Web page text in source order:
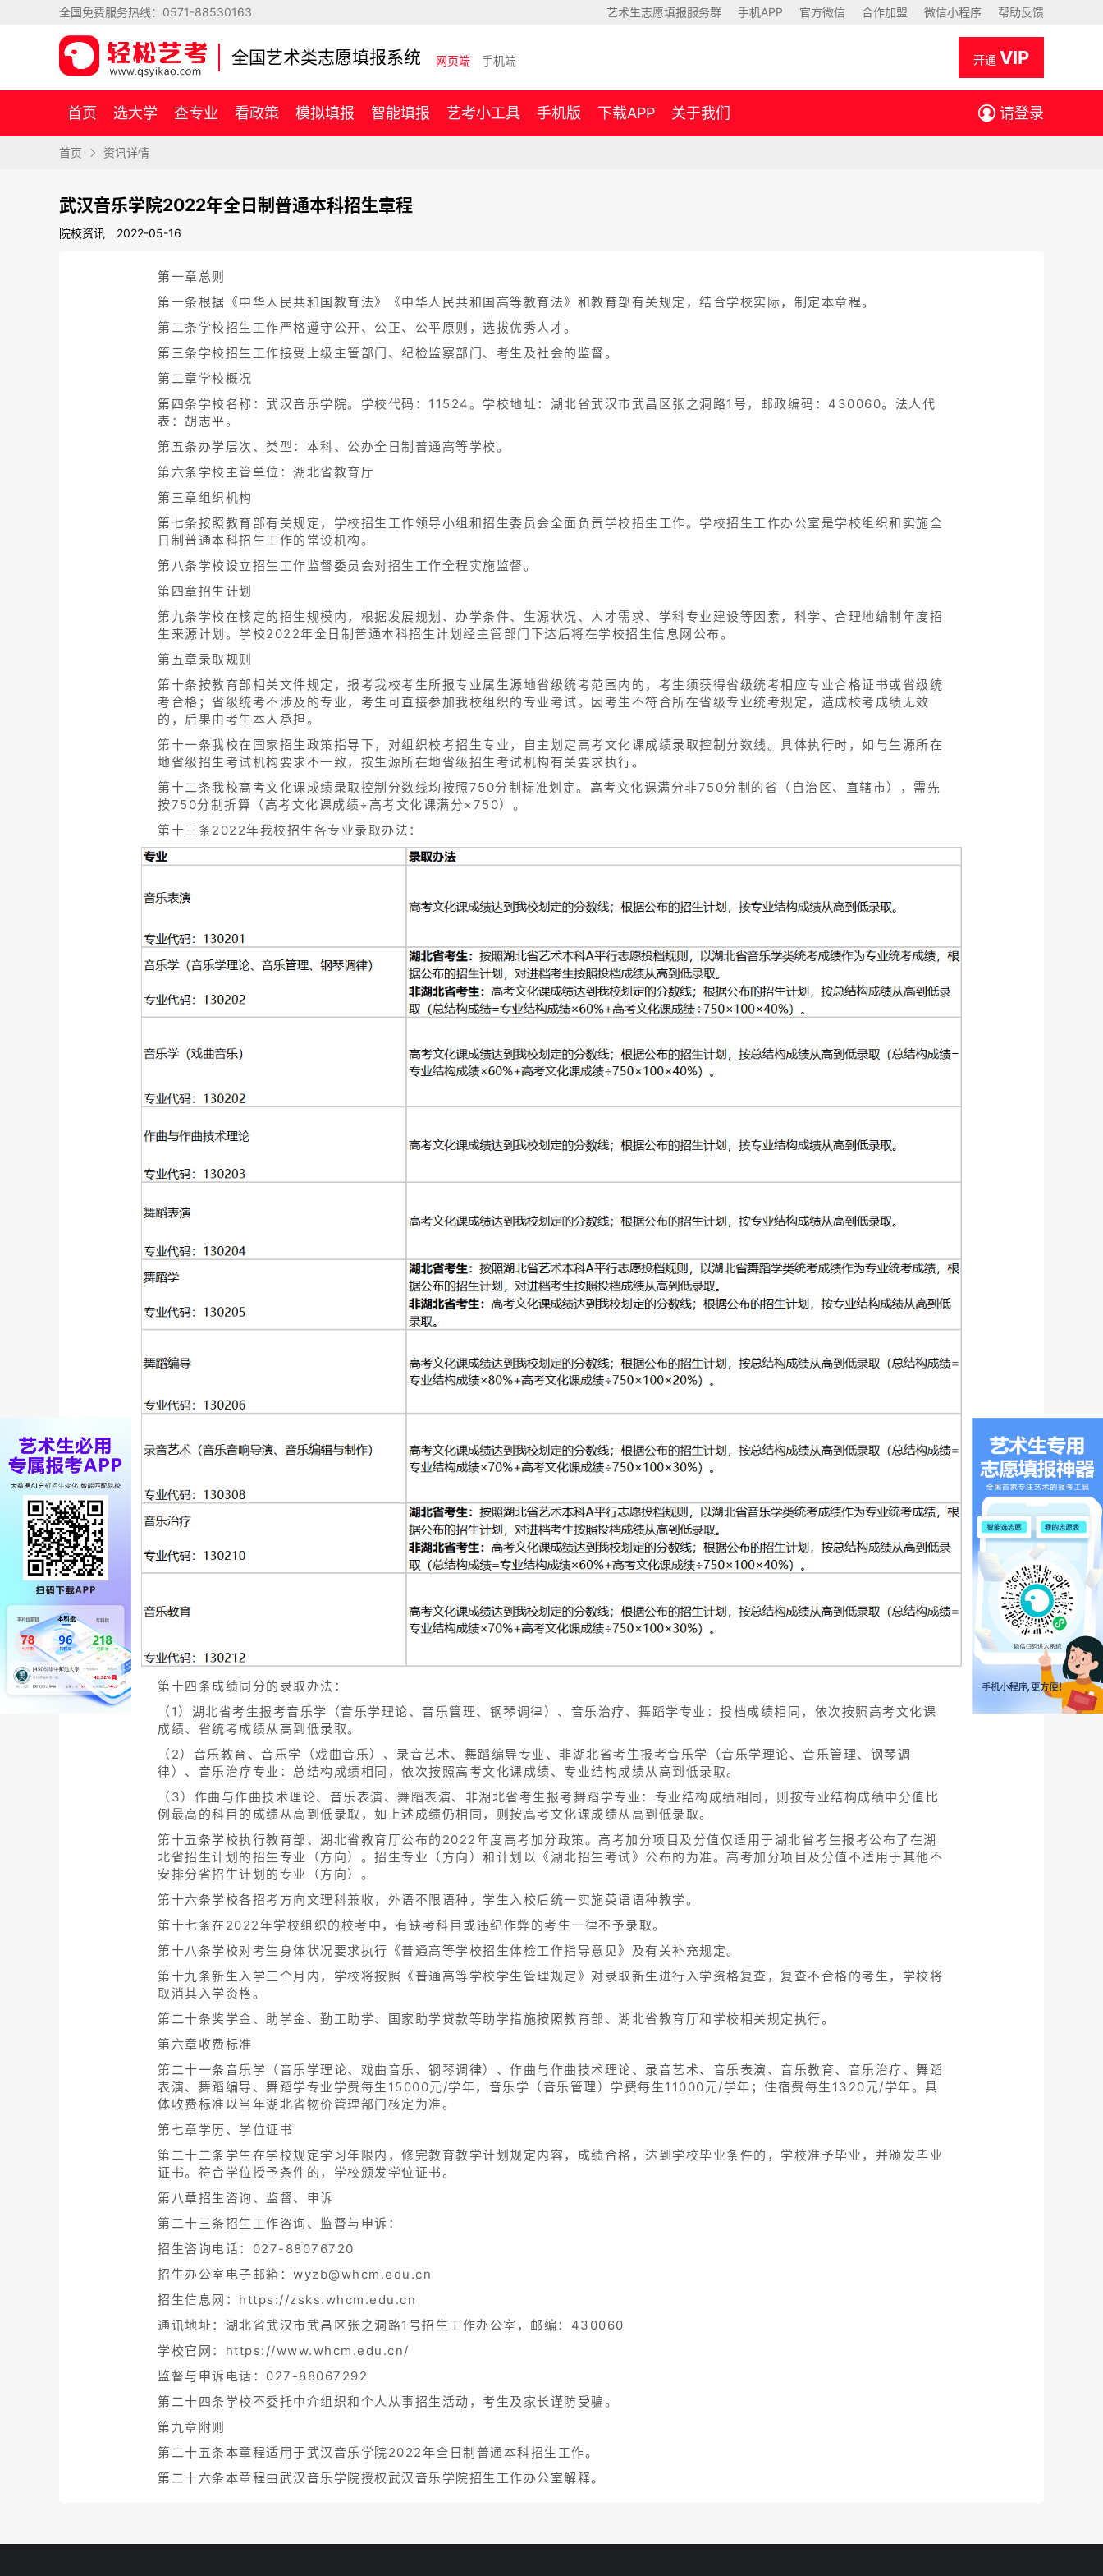
全国免费服务热线： 0571-88530163 艺术生志愿填报服务群 手机APP 官方微信 合作加盟 微信小程序 帮助反馈
全国艺术类志愿填报系统 网页端 手机端 开通 VIP
首页 选大学 查专业 看政策 模拟填报 智能填报 艺考小工具 手机版 下载APP 关于我们 请登录
首页 资讯详情
武汉音乐学院2022年全日制普通本科招生章程
院校资讯 2022-05-16
第一章总则
第一条根据《中华人民共和国教育法》《中华人民共和国高等教育法》和教育部有关规定，结合学校实际，制定本章程。
第二条学校招生工作严格遵守公开、公正、公平原则，选拔优秀人才。
第三条学校招生工作接受上级主管部门、纪检监察部门、考生及社会的监督。
第二章学校概况
第四条学校名称：武汉音乐学院。学校代码：11524。学校地址：湖北省武汉市武昌区张之洞路1号，邮政编码：430060。法人代
表：胡志平。
第五条办学层次、类型：本科、公办全日制普通高等学校。
第六条学校主管单位：湖北省教育厅
第三章组织机构
第七条按照教育部有关规定，学校招生工作领导小组和招生委员会全面负责学校招生工作。学校招生工作办公室是学校组织和实施全
日制普通本科招生工作的常设机构。
第八条学校设立招生工作监督委员会对招生工作全程实施监督。
第四章招生计划
第九条学校在核定的招生规模内，根据发展规划、办学条件、生源状况、人才需求、学科专业建设等因素，科学、合理地编制年度招
生来源计划。学校2022年全日制普通本科招生计划经主管部门下达后将在学校招生信息网公布。
第五章录取规则
第十条按教育部相关文件规定，报考我校考生所报专业属生源地省级统考范围内的，考生须获得省级统考相应专业合格证书或省级统
考合格；省级统考不涉及的专业，考生可直接参加我校组织的专业考试。因考生不符合所在省级专业统考规定，造成校考成绩无效
的，后果由考生本人承担。
第十一条我校在国家招生政策指导下，对组织校考招生专业，自主划定高考文化课成绩录取控制分数线。具体执行时，如与生源所在
地省级招生考试机构要求不一致，按生源所在地省级招生考试机构有关要求执行。
第十二条我校高考文化课成绩录取控制分数线均按照750分制标准划定。高考文化课满分非750分制的省（自治区、直辖市），需先
按750分制折算（高考文化课成绩÷高考文化课满分×750）。
第十三条2022年我校招生各专业录取办法：
第十四条成绩同分的录取办法：
（1）湖北省考生报考音乐学（音乐学理论、音乐管理、钢琴调律）、音乐治疗、舞蹈学专业：投档成绩相同，依次按照高考文化课
成绩、省统考成绩从高到低录取。
（2）音乐教育、音乐学（戏曲音乐）、录音艺术、舞蹈编导专业、非湖北省考生报考音乐学（音乐学理论、音乐管理、钢琴调
律）、音乐治疗专业：总结构成绩相同，依次按照高考文化课成绩、专业结构成绩从高到低录取。
（3）作曲与作曲技术理论、音乐表演、舞蹈表演、非湖北省考生报考舞蹈学专业：专业结构成绩相同，则按专业结构成绩中分值比
例最高的科目的成绩从高到低录取，如上述成绩仍相同，则按高考文化课成绩从高到低录取。
第十五条学校执行教育部、湖北省教育厅公布的2022年度高考加分政策。高考加分项目及分值仅适用于湖北省考生报考公布了在湖
北省招生计划的招生专业（方向）。招生专业（方向）和计划以《湖北招生考试》公布的为准。高考加分项目及分值不适用于其他不
安排分省招生计划的专业（方向）。
第十六条学校各招考方向文理科兼收，外语不限语种，学生入校后统一实施英语语种教学。
第十七条在2022年学校组织的校考中，有缺考科目或违纪作弊的考生一律不予录取。
第十八条学校对考生身体状况要求执行《普通高等学校招生体检工作指导意见》及有关补充规定。
第十九条新生入学三个月内，学校将按照《普通高等学校学生管理规定》对录取新生进行入学资格复查，复查不合格的考生，学校将
取消其入学资格。
第二十条奖学金、助学金、勤工助学、国家助学贷款等助学措施按照教育部、湖北省教育厅和学校相关规定执行。
第六章收费标准
第二十一条音乐学（音乐学理论、戏曲音乐、钢琴调律）、作曲与作曲技术理论、录音艺术、音乐表演、音乐教育、音乐治疗、舞蹈
表演、舞蹈编导、舞蹈学专业学费每生15000元/学年，音乐学（音乐管理）学费每生11000元/学年；住宿费每生1320元/学年。具
体收费标准以当年湖北省物价管理部门核定为准。
第七章学历、学位证书
第二十二条学生在学校规定学习年限内，修完教育教学计划规定内容，成绩合格，达到学校毕业条件的，学校准予毕业，并颁发毕业
证书。符合学位授予条件的，学校颁发学位证书。
第八章招生咨询、监督、申诉
第二十三条招生工作咨询、监督与申诉：
招生咨询电话：027-88076720
招生办公室电子邮箱：wyzb@whcm.edu.cn
招生信息网：https://zsks.whcm.edu.cn
通讯地址：湖北省武汉市武昌区张之洞路1号招生工作办公室，邮编：430060
学校官网：https://www.whcm.edu.cn/
监督与申诉电话：027-88067292
第二十四条学校不委托中介组织和个人从事招生活动，考生及家长谨防受骗。
第九章附则
第二十五条本章程适用于武汉音乐学院2022年全日制普通本科招生工作。
第二十六条本章程由武汉音乐学院授权武汉音乐学院招生工作办公室解释。